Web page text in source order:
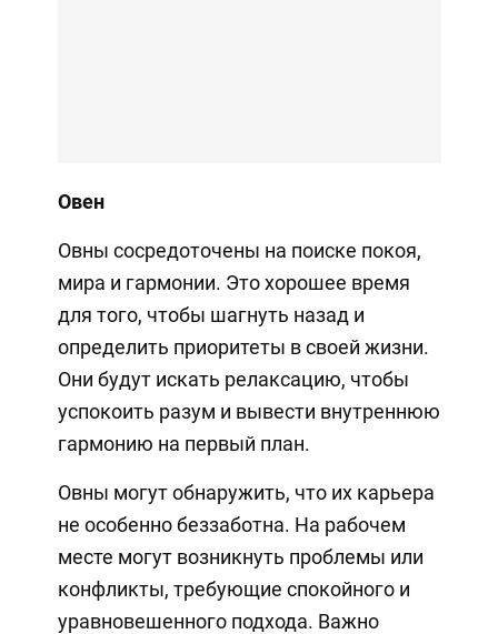
Овен
Овны сосредоточены на поиске покоя,
мира и гармонии. Это хорошее время
для того, чтобы шагнуть назад и
определить приоритеты в своей жизни.
Они будут искать релаксацию, чтобы
успокоить разум и вывести внутреннюю
гармонию на первый план.
Овны могут обнаружить, что их карьера
не особенно беззаботна. На рабочем
месте могут возникнуть проблемы или
конфликты, требующие спокойного и
уравновешенного подхода. Важно